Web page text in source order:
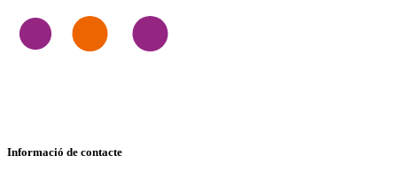
Informació de contacte